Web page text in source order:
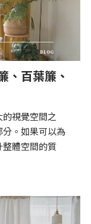
、百葉簾、
視覺空間之
。如果可以為
體空間的質